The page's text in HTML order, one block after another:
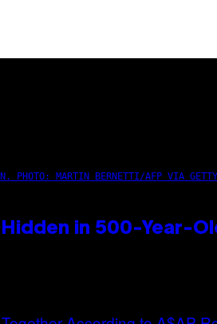
PHOTO: MARTIN BERNETTI/AFP VIA
in 500-Year-